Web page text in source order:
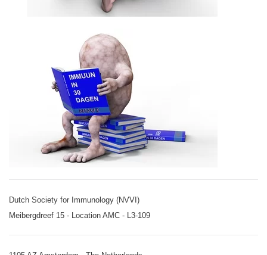
Dutch Society for Immunology (NVVI)
Meibergdreef 15 - Location AMC - L3-109